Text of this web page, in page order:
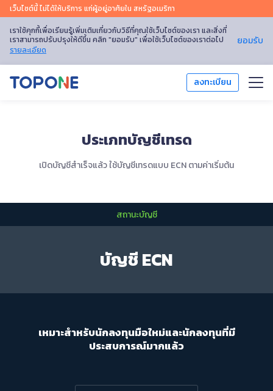
เว็บไซต์นี้ ไม่ได้ให้บริการ แก่ผู้อยู่อาศัยใน สหรัฐอเมริกา
เราใช้คุกกี้เพื่อเรียนรู้เพิ่มเติมเกี่ยวกับวิธีที่คุณใช้เว็บไซต์ของเรา และสิ่งที่
เราสามารถปรับปรุงให้ดีขึ้น คลิก "ยอมรับ" เพื่อใช้เว็บไซต์ของเราต่อไป
รายละเอียด
ยอมรับ
ลงทะเบียน
แพลตฟอร์มการเทรดประเภทบัญชีเทรด
เปิดบัญชีสำเร็จแล้ว ใช้บัญชีเทรดแบบ ECN ตามค่าเริ่มต้น
สถานะบัญชี
บัญชี ECN
เหมาะสำหรับนักลงทุนมือใหม่และนักลงทุนที่มี
ประสบการณ์มากแล้ว